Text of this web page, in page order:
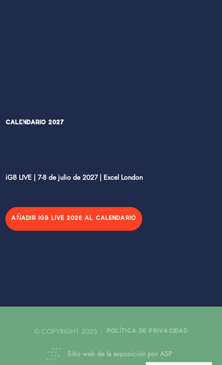
Calendario 2027
iGB LIVE | 7-8 de julio de 2027 | Excel London
AÑADIR IGB LIVE 2026 AL CALENDARIO
© COPYRIGHT 2025 POLÍTICA DE PRIVACIDAD
Sitio web de la exposición por ASP